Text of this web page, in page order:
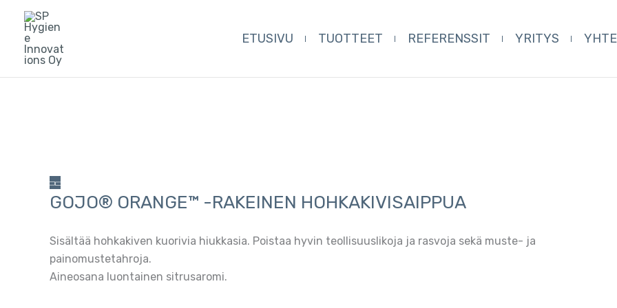
Siirry
sisältöön
ETUSIVU TUOTTEET REFERENSSIT YRITYS
GOJO® ORANGE™ -RAKEINEN HOHKAKIVISAIPPUA
Sisältää hohkakiven kuorivia hiukkasia. Poistaa hyvin teollisuuslikoja ja rasvoja sekä muste- ja
painomustetahroja.
Aineosana luontainen sitrusaromi.